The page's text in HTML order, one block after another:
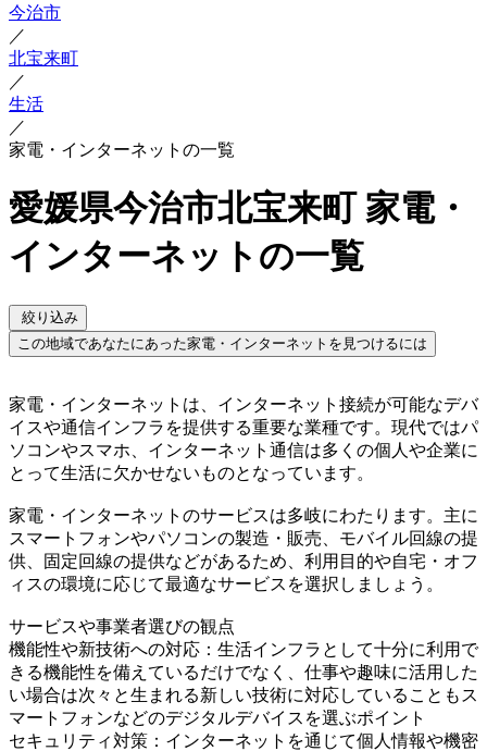
今治市
／
北宝来町
／
生活
／
家電・インターネットの一覧
愛媛県今治市北宝来町 家電・
インターネットの一覧
絞り込み
この地域であなたにあった家電・インターネットを見つけるには
家電・インターネットは、インターネット接続が可能なデバ
イスや通信インフラを提供する重要な業種です。現代ではパ
ソコンやスマホ、インターネット通信は多くの個人や企業に
とって生活に欠かせないものとなっています。
家電・インターネットのサービスは多岐にわたります。主に
スマートフォンやパソコンの製造・販売、モバイル回線の提
供、固定回線の提供などがあるため、利用目的や自宅・オフ
ィスの環境に応じて最適なサービスを選択しましょう。
サービスや事業者選びの観点
機能性や新技術への対応：生活インフラとして十分に利用で
きる機能性を備えているだけでなく、仕事や趣味に活用した
い場合は次々と生まれる新しい技術に対応していることもス
マートフォンなどのデジタルデバイスを選ぶポイント
セキュリティ対策：インターネットを通じて個人情報や機密